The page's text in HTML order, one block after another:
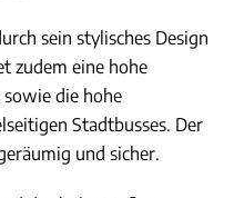
sein stylisches Design
zudem eine hohe
die hohe
Stadtbusses. Der
und sicher.